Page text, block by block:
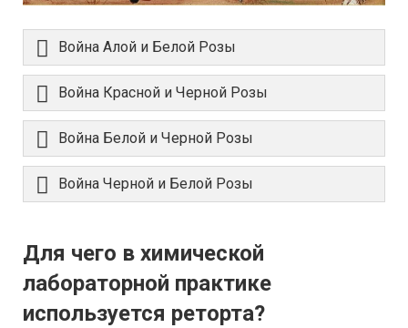
Война Алой и Белой Розы
Война Красной и Черной Розы
Война Белой и Черной Розы
Война Черной и Белой Розы
Для чего в химической
лабораторной практике
используется реторта?